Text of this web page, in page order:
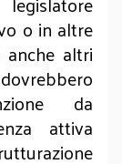
o in altre
anche altri
da
attiva